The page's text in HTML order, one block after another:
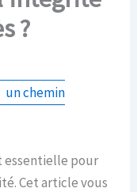
?
un chemin
essentielle pour
Cet article vous